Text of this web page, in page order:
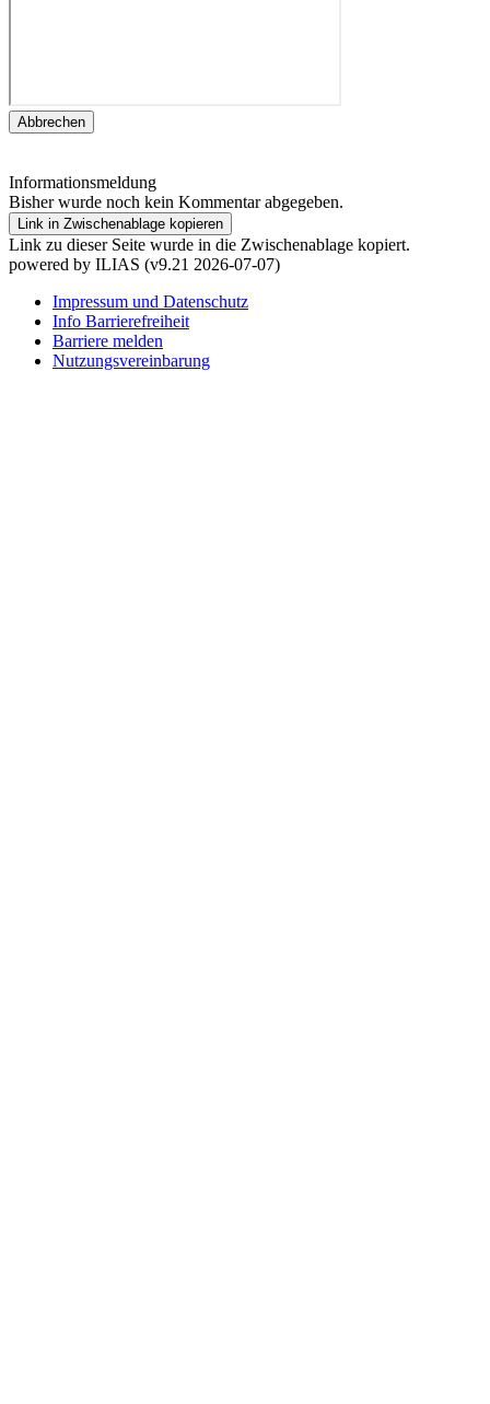
Abbrechen
Informationsmeldung
Bisher wurde noch kein Kommentar abgegeben.
Link in Zwischenablage kopieren
Link zu dieser Seite wurde in die Zwischenablage kopiert.
powered by ILIAS (v9.21 2026-07-07)
Impressum und Datenschutz
Info Barrierefreiheit
Barriere melden
Nutzungsvereinbarung